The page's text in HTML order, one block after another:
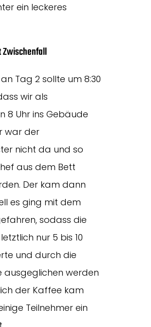
ein leckeres
Zwischenfall
Tag 2 sollte um 8:30
wir als
8 Uhr ins Gebäude
war der
nicht da und so
aus dem Bett
Der kam dann
es ging mit dem
sodass die
nur 5 bis 10
und durch die
ausgeglichen werden
der Kaffee kam
Teilnehmer ein